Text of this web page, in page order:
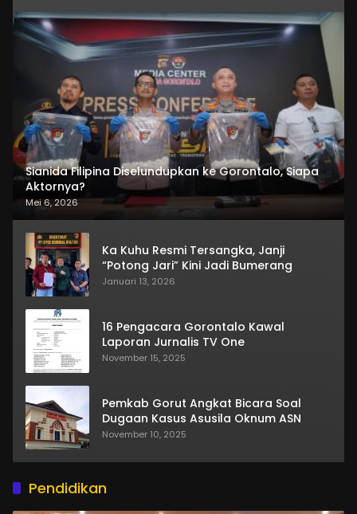
Sianida Filipina Diselundupkan ke Gorontalo, Siapa
Aktornya?
Mei 6, 2026
Ka Kuhu Resmi Tersangka, Janji
“Potong Jari” Kini Jadi Bumerang
Januari 13, 2026
16 Pengacara Gorontalo Kawal
Laporan Jurnalis TV One
November 15, 2025
Pemkab Gorut Angkat Bicara Soal
Dugaan Kasus Asusila Oknum ASN
November 10, 2025
Pendidikan